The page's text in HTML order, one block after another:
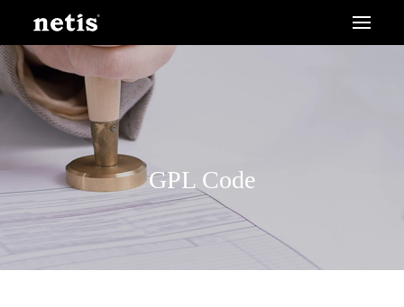
GPL Code